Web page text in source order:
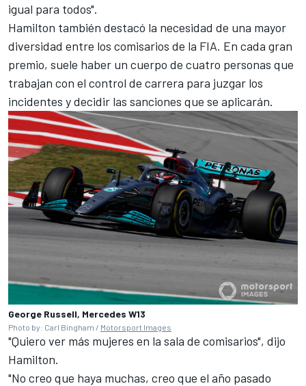
igual para todos".
Hamilton también destacó la necesidad de una mayor
diversidad entre los comisarios de la FIA. En cada gran
premio, suele haber un cuerpo de cuatro personas que
trabajan con el control de carrera para juzgar los
incidentes y decidir las sanciones que se aplicarán.
George Russell, Mercedes W13
Photo by: Carl Bingham / Motorsport Images
"Quiero ver más mujeres en la sala de comisarios", dijo
Hamilton.
"No creo que haya muchas, creo que el año pasado